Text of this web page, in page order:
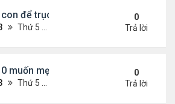
để trục lợi bảo hiểm
Thứ 5 Tháng 8 06, 2026 4:53 pm
0
Trả lời
muốn mẹ thua kém người khác"
Thứ 5 Tháng 8 06, 2026 4:50 pm
0
Trả lời